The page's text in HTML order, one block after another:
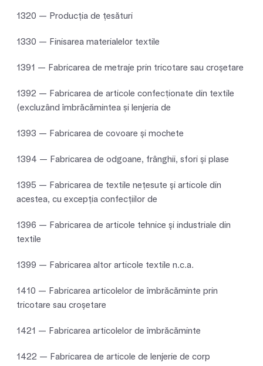
1320 — Producţia de ţesături
1330 — Finisarea materialelor textile
1391 — Fabricarea de metraje prin tricotare sau croşetare
1392 — Fabricarea de articole confecționate din textile
(excluzând îmbrăcămintea și lenjeria de
1393 — Fabricarea de covoare şi mochete
1394 — Fabricarea de odgoane, frânghii, sfori şi plase
1395 — Fabricarea de textile neţesute şi articole din
acestea, cu excepţia confecţiilor de
1396 — Fabricarea de articole tehnice şi industriale din
textile
1399 — Fabricarea altor articole textile n.c.a.
1410 — Fabricarea articolelor de îmbrăcăminte prin
tricotare sau croşetare
1421 — Fabricarea articolelor de îmbrăcăminte
1422 — Fabricarea de articole de lenjerie de corp